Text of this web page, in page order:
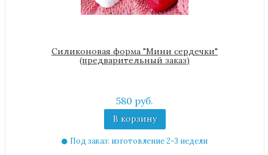
Силиконовая форма "Мини сердечки"
(предварительный заказ)
580 руб.
В корзину
Под заказ: изготовление 2-3 недели